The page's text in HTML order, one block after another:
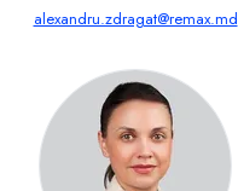
alexandru.zdragat@remax.md